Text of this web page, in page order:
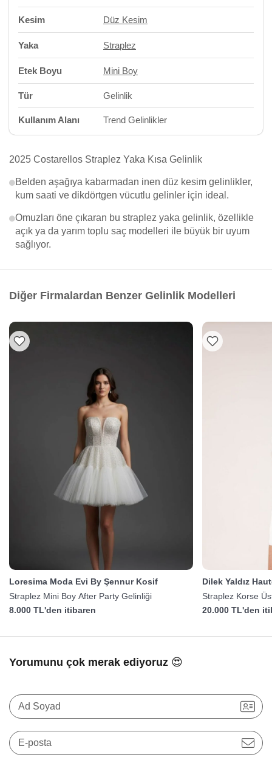
Kesim Düz Kesim
Yaka Straplez
Etek Boyu Mini Boy
Tür Gelinlik
Kullanım Alanı Trend Gelinlikler
2025 Costarellos Straplez Yaka Kısa Gelinlik
Belden aşağıya kabarmadan inen düz kesim gelinlikler,
kum saati ve dikdörtgen vücutlu gelinler için ideal.
Omuzları öne çıkaran bu straplez yaka gelinlik, özellikle
açık ya da yarım toplu saç modelleri ile büyük bir uyum
sağlıyor.
Diğer Firmalardan Benzer Gelinlik Modelleri
Loresima Moda Evi By Şennur Kosif
Straplez Mini Boy After Party Gelinliği
8.000 TL'den itibaren
Dilek Yaldız
Straplez Korse
20.000 TL'den
Yorumunu çok merak ediyoruz 😍
Ad Soyad
E-posta